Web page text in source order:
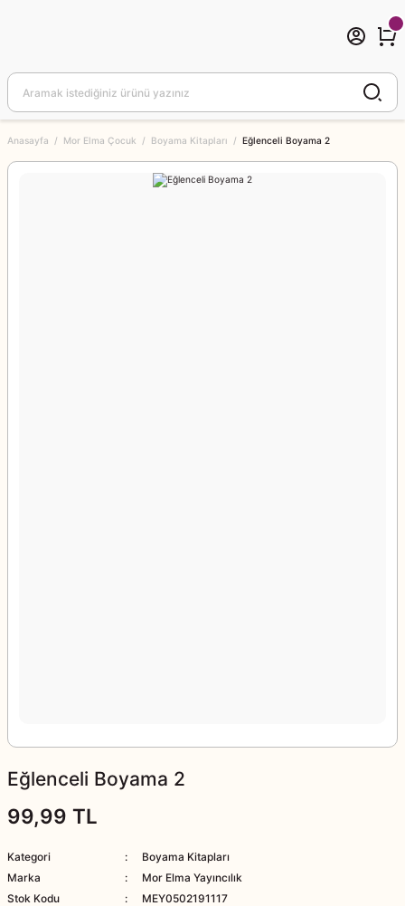
Anasayfa Mor Elma Çocuk Boyama Kitapları Eğlenceli Boyama 2
Eğlenceli Boyama 2
99,99 TL
Kategori
Boyama Kitapları
Marka
Mor Elma Yayıncılık
Stok Kodu
MEY0502191117